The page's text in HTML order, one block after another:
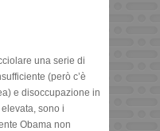
una serie di
(però c’è
e disoccupazione in
sono i
Obama non